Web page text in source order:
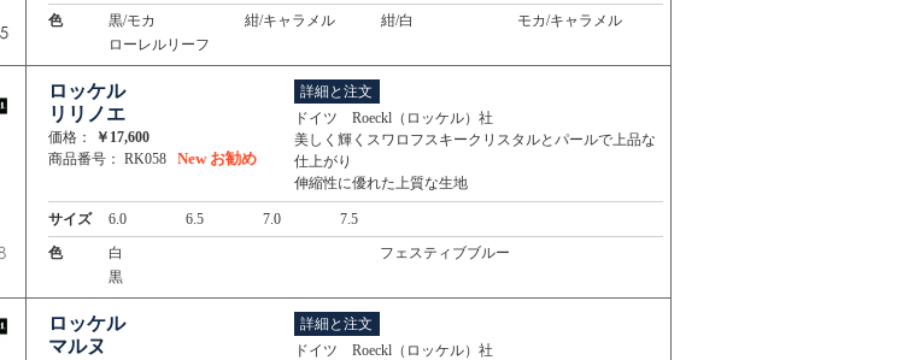
色
黒/モカ 紺/キャラメル 紺/白
モカ/キャラメル
ローレルリーフ
ロッケル
リリノエ
価格：
￥17,600
商品番号： RK058 New お勧め
詳細と注文
ドイツ Roeckl（ロッケル）社
美しく輝くスワロフスキークリスタルとパールで上品な
仕上がり
伸縮性に優れた上質な生地
サイズ 6.0 6.5 7.0
7.5
色
白
フェスティブブルー
黒
ロッケル
マルヌ
詳細と注文
ドイツ Roeckl（ロッケル）社